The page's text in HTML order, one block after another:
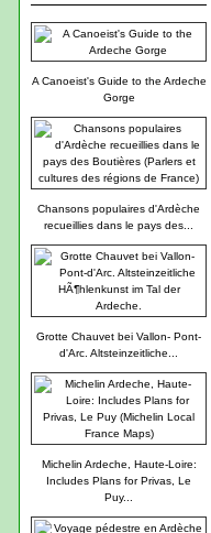
A Canoeist's Guide to the Ardeche
Gorge
Chansons populaires d'Ardèche
recueillies dans le pays des...
Grotte Chauvet bei Vallon- Pont-
d'Arc. Altsteinzeitliche...
Michelin Ardeche, Haute-Loire:
Includes Plans for Privas, Le
Puy...